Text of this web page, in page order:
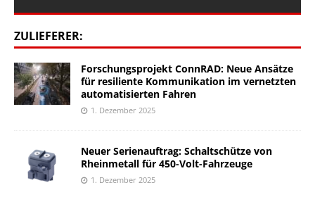
ZULIEFERER:
Forschungsprojekt ConnRAD: Neue Ansätze
für resiliente Kommunikation im vernetzten
automatisierten Fahren
1. Dezember 2025
Neuer Serienauftrag: Schaltschütze von
Rheinmetall für 450-Volt-Fahrzeuge
1. Dezember 2025